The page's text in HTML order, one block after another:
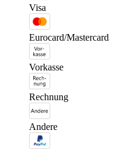
Visa
Eurocard/Mastercard
Vorkasse
Rechnung
Andere